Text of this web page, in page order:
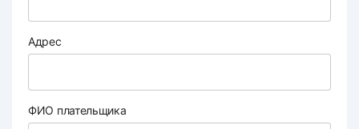
Адрес
ФИО плательщика